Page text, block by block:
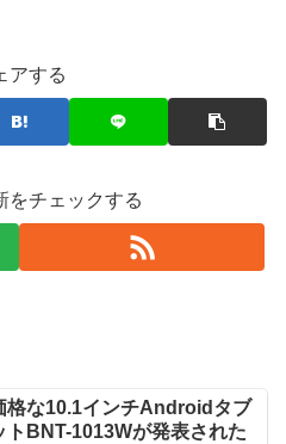
アする
をチェックする
格な10.1インチAndroidタブ
トBNT-1013Wが発表された